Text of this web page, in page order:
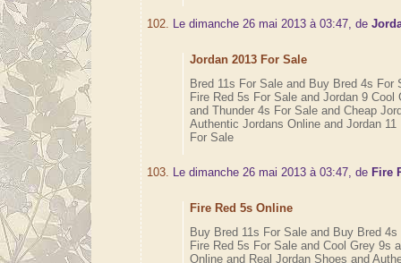
102. Le dimanche 26 mai 2013 à 03:47, de
Jordan 2013 For Sale
Bred 11s For Sale and Buy Bred 4s For
Fire Red 5s For Sale and Jordan 9 Cool
and Thunder 4s For Sale and Cheap
Authentic Jordans Online and Jordan 11
For Sale
103. Le dimanche 26 mai 2013 à 03:47, de Fire
Fire Red 5s Online
Buy Bred 11s For Sale and Buy Bred 4s
Fire Red 5s For Sale and Cool Grey 9s
Online and Real Jordan Shoes and